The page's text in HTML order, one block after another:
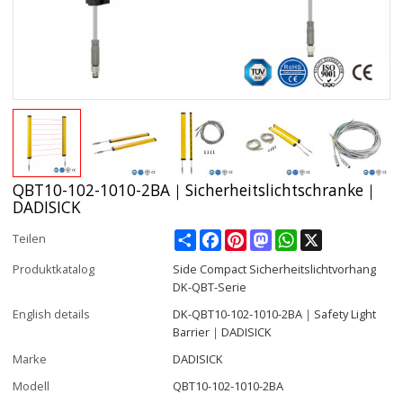
QBT10-102-1010-2BA｜Sicherheitslichtschranke｜
DADISICK
Teilen ShareFacebookPinterestMastodonWhatsApp
Produktkatalog
Side Compact Sicherheitslichtvorhang
DK-QBT-Serie
English details
DK-QBT10-102-1010-2BA｜Safety Light
Barrier｜DADISICK
Marke
DADISICK
Modell
QBT10-102-1010-2BA